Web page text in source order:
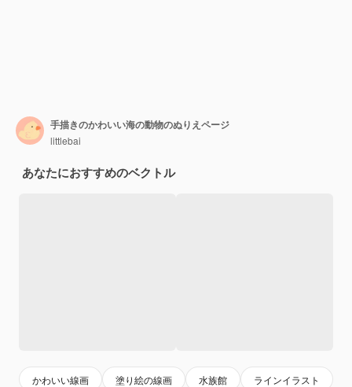
手描きのかわいい海の動物のぬりえページ
littlebai
あなたにおすすめのベクトル
かわいい線画 塗り絵の線画 水族館 ラインイラスト